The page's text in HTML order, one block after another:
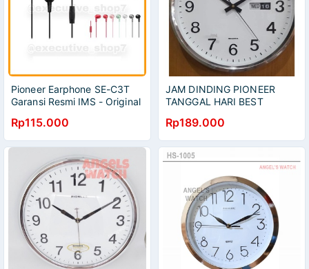
Pioneer Earphone SE-C3T
Garansi Resmi IMS - Original
Rp115.000
JAM DINDING PIONEER
TANGGAL HARI BEST
Rp189.000